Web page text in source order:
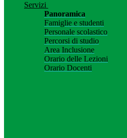
Servizi
Panoramica
Famiglie e studenti
Personale scolastico
Percorsi di studio
Area Inclusione
Orario delle Lezioni
Orario Docenti